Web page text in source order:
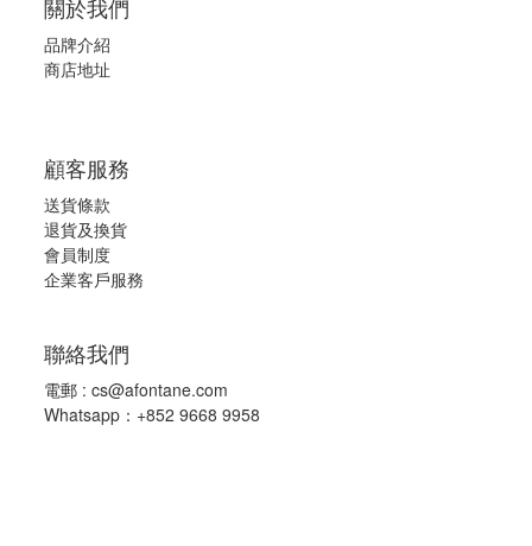
關於我們
品牌介紹
商店地址
顧客服務
送貨條款
退貨及換貨
會員制度
企業客戶服務
聯絡我們
電郵 : cs@afontane.com
Whatsapp：+852 9668 9958